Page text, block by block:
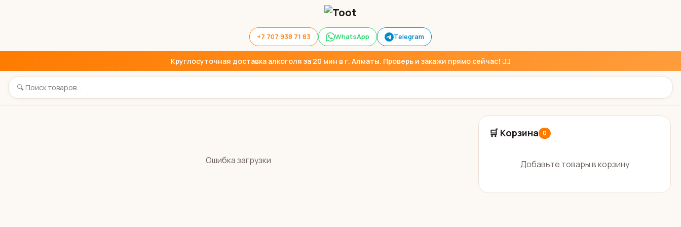
+7 707 938 71 83 WhatsApp Telegram
Круглосуточная доставка алкоголя за 20 мин в г. Алматы. Проверь и закажи прямо сейчас! 👇🏼
Ошибка загрузки
🛒 Корзина 0
Добавьте товары в корзину